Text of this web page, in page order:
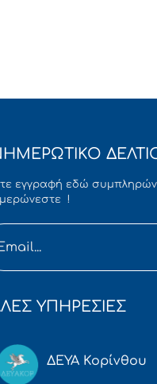
εγγραφή εδώ
!
ΥΠΗΡΕΣΙΕΣ
ΔΕΥΑ Κορίνθου